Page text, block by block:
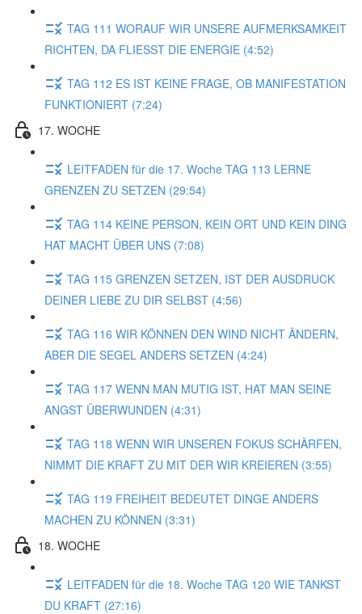
TAG 111 WORAUF WIR UNSERE AUFMERKSAMKEIT
RICHTEN, DA FLIESST DIE ENERGIE (4:52)
TAG 112 ES IST KEINE FRAGE, OB MANIFESTATION
FUNKTIONIERT (7:24)
17. WOCHE
LEITFADEN für die 17. Woche TAG 113 LERNE
GRENZEN ZU SETZEN (29:54)
TAG 114 KEINE PERSON, KEIN ORT UND KEIN DING
HAT MACHT ÜBER UNS (7:08)
TAG 115 GRENZEN SETZEN, IST DER AUSDRUCK
DEINER LIEBE ZU DIR SELBST (4:56)
TAG 116 WIR KÖNNEN DEN WIND NICHT ÄNDERN,
ABER DIE SEGEL ANDERS SETZEN (4:24)
TAG 117 WENN MAN MUTIG IST, HAT MAN SEINE
ANGST ÜBERWUNDEN (4:31)
TAG 118 WENN WIR UNSEREN FOKUS SCHÄRFEN,
NIMMT DIE KRAFT ZU MIT DER WIR KREIEREN (3:55)
TAG 119 FREIHEIT BEDEUTET DINGE ANDERS
MACHEN ZU KÖNNEN (3:31)
18. WOCHE
LEITFADEN für die 18. Woche TAG 120 WIE TANKST
DU KRAFT (27:16)